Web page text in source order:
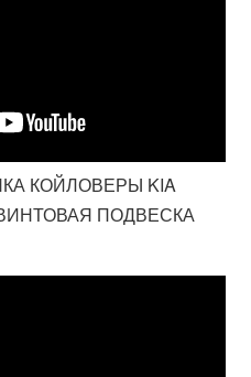
КОЙЛОВЕРЫ KIA
ПОДВЕСКА